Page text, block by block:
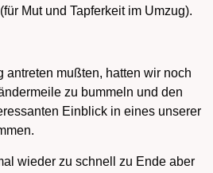
Mut und Tapferkeit im Umzug).
antreten mußten, hatten wir noch
zu bummeln und den
Einblick in eines unserer
wieder zu schnell zu Ende aber